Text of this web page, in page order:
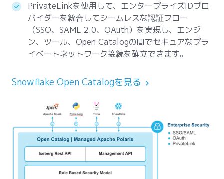
PrivateLinkを使用して、エンタープライズIDプロ
バイダーを統合してシームレスな認証フロー
（SSO、SAML 2.0、OAuth）を実現し、エンジ
ン、ツール、Open Catalogの間でセキュアなプラ
イベートネットワーク接続を確立できます。
Snowflake Open Catalogを見る